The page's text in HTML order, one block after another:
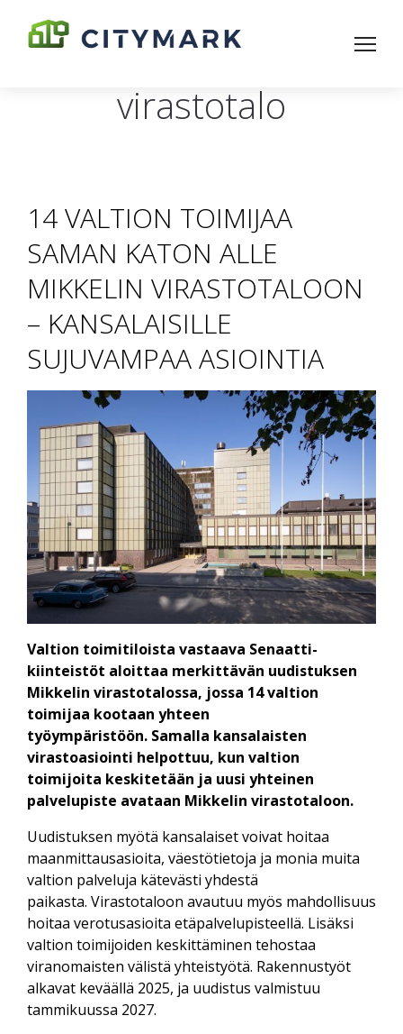
virastotalo
14 VALTION TOIMIJAA
SAMAN KATON ALLE
MIKKELIN VIRASTOTALOON
– KANSALAISILLE
SUJUVAMPAA ASIOINTIA
Valtion toimitiloista vastaava Senaatti-
kiinteistöt aloittaa merkittävän uudistuksen
Mikkelin virastotalossa, jossa 14 valtion
toimijaa kootaan yhteen
työympäristöön. Samalla kansalaisten
virastoasiointi helpottuu, kun valtion
toimijoita keskitetään ja uusi yhteinen
palvelupiste avataan Mikkelin virastotaloon.
Uudistuksen myötä kansalaiset voivat hoitaa
maanmittausasioita, väestötietoja ja monia muita
valtion palveluja kätevästi yhdestä
paikasta. Virastotaloon avautuu myös mahdollisuus
hoitaa verotusasioita etäpalvelupisteellä. Lisäksi
valtion toimijoiden keskittäminen tehostaa
viranomaisten välistä yhteistyötä. Rakennustyöt
alkavat keväällä 2025, ja uudistus valmistuu
tammikuussa 2027.